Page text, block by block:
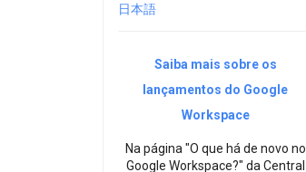
日本語
Saiba mais sobre os
lançamentos do Google
Workspace
Na página "O que há de novo no
Google Workspace?" da Central